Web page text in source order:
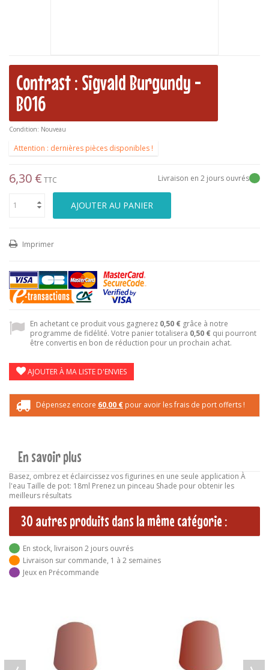
Contrast : Sigvald Burgundy -
B016
Condition: Nouveau
Attention : dernières pièces disponibles !
6,30 € TTC Livraison en 2 jours ouvrés
AJOUTER AU PANIER
Imprimer
En achetant ce produit vous gagnerez 0,50 € grâce à notre
programme de fidélité. Votre panier totalisera 0,50 € qui pourront
être convertis en bon de réduction pour un prochain achat.
AJOUTER À MA LISTE D'ENVIES
Dépensez encore 60,00 € pour avoir les frais de port offerts !
En savoir plus
Basez, ombrez et éclaircissez vos figurines en une seule application À
l'eau Taille de pot: 18ml Prenez un pinceau Shade pour obtenir les
meilleurs résultats
30 autres produits dans la même catégorie :
En stock, livraison 2 jours ouvrés
Livraison sur commande, 1 à 2 semaines
Jeux en Précommande
CONTRAST: SNAKEBITE
LEATHER (18ML) B053
6,30 €
CONTRAST: AKHELIAN GREEN
(18ML) - B031
6,30 €